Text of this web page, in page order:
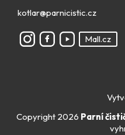
kotlar@parnicistic.cz
Mall.cz
Copyright 2026 Parní